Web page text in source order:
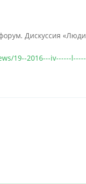
Дискуссия
19--2016---iv------